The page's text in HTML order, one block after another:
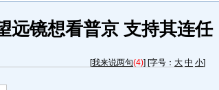
远镜想看普京 支持其连任
[我来说两句(4)] [字号： 大 中 小]